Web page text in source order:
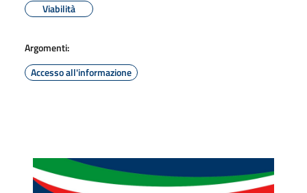
Viabilità
Argomenti:
Accesso all'informazione